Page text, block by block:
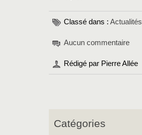
Classé dans : Actualités
Aucun commentaire
Rédigé par Pierre Allée
Catégories